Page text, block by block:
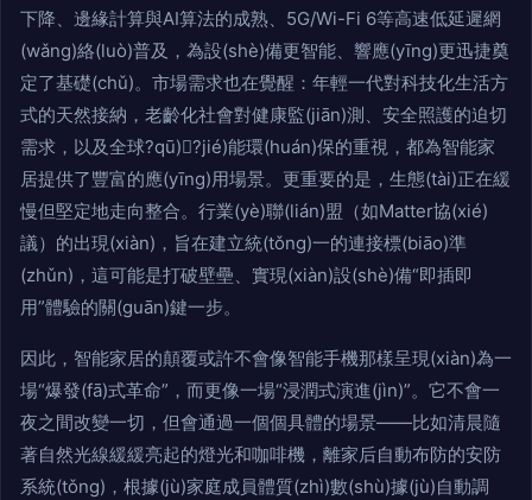
下降、邊緣計算與AI算法的成熟、5G/Wi-Fi 6等高速低延遲網
(wǎng)絡(luò)普及，為設(shè)備更智能、響應(yīng)更迅捷奠
定了基礎(chǔ)。市場需求也在覺醒：年輕一代對科技化生活方
式的天然接納，老齡化社會對健康監(jiān)測、安全照護的迫切
需求，以及全球?qū)?jié)能環(huán)保的重視，都為智能家
居提供了豐富的應(yīng)用場景。更重要的是，生態(tài)正在緩
慢但堅定地走向整合。行業(yè)聯(lián)盟（如Matter協(xié)
議）的出現(xiàn)，旨在建立統(tǒng)一的連接標(biāo)準
(zhǔn)，這可能是打破壁壘、實現(xiàn)設(shè)備“即插即
用”體驗的關(guān)鍵一步。
因此，智能家居的顛覆或許不會像智能手機那樣呈現(xiàn)為一
場“爆發(fā)式革命”，而更像一場“浸潤式演進(jìn)”。它不會一
夜之間改變一切，但會通過一個個具體的場景——比如清晨隨
著自然光線緩緩亮起的燈光和咖啡機，離家后自動布防的安防
系統(tǒng)，根據(jù)家庭成員體質(zhì)數(shù)據(jù)自動調